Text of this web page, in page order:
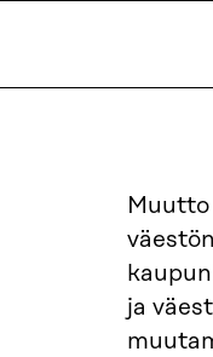
ja